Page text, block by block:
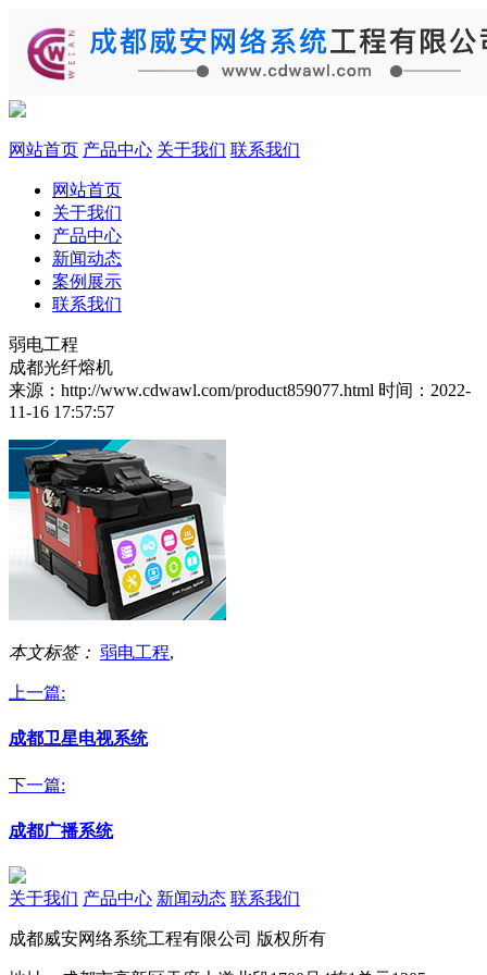
网站首页 产品中心 关于我们 联系我们
网站首页
关于我们
产品中心
新闻动态
案例展示
联系我们
弱电工程
成都光纤熔机
来源：http://www.cdwawl.com/product859077.html 时间：2022-
11-16 17:57:57
本文标签： 弱电工程,
上一篇:
成都卫星电视系统
下一篇:
成都广播系统
关于我们 产品中心 新闻动态 联系我们
成都威安网络系统工程有限公司 版权所有